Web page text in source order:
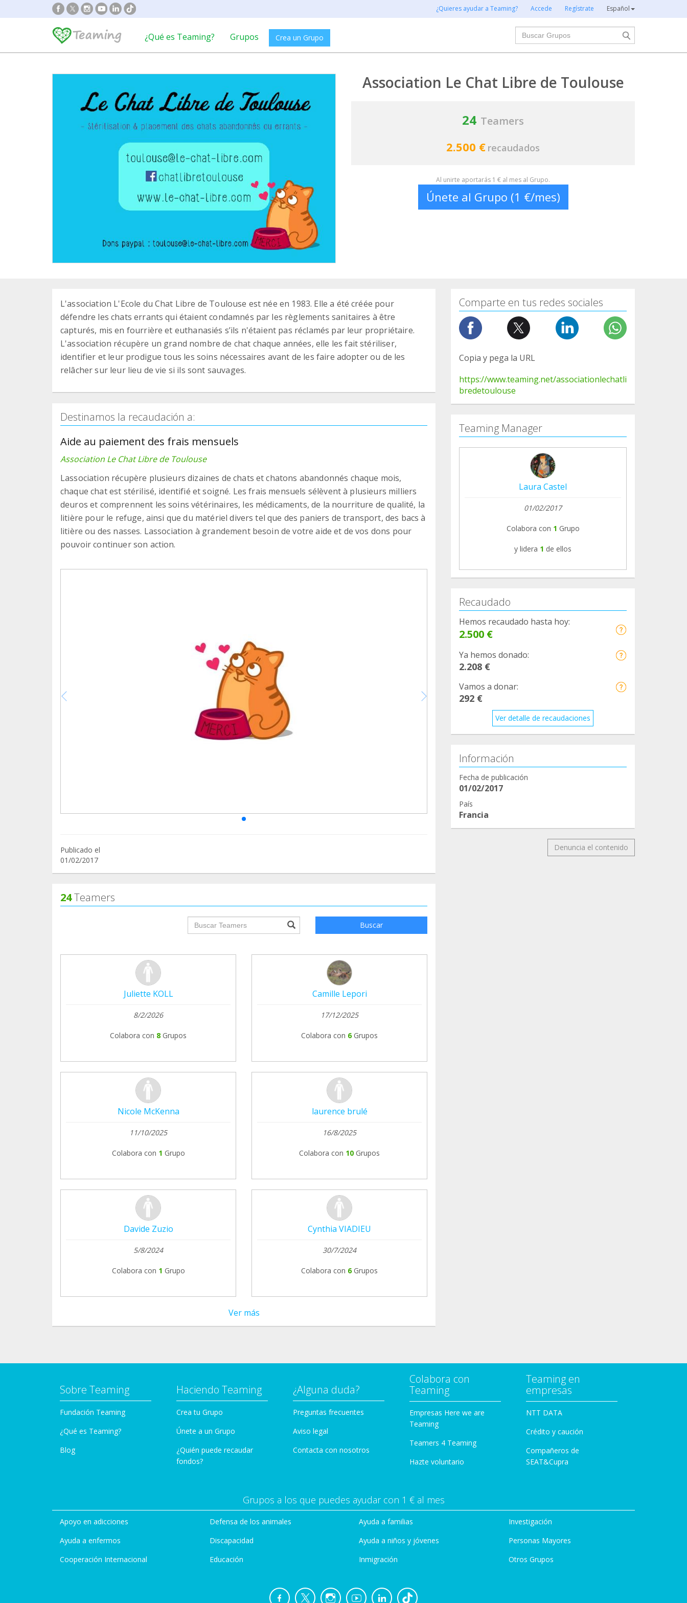
¿Quieres ayudar a Teaming? Accede Regístrate Español
¿Qué es Teaming? Grupos Crea un Grupo
Buscar
Association Le Chat Libre de Toulouse
24 Teamers
2.500 € recaudados
Al unirte aportarás 1 € al mes al Grupo.
Únete al Grupo (1 €/mes)
L'association L'Ecole du Chat Libre de Toulouse est née en 1983. Elle a été créée pour
défendre les chats errants qui étaient condamnés par les règlements sanitaires à être
capturés, mis en fourrière et euthanasiés s’ils n'étaient pas réclamés par leur propriétaire.
L'association récupère un grand nombre de chat chaque années, elle les fait stériliser,
identifier et leur prodigue tous les soins nécessaires avant de les faire adopter ou de les
relâcher sur leur lieu de vie si ils sont sauvages.
Destinamos la recaudación a:
Aide au paiement des frais mensuels
Association Le Chat Libre de Toulouse
Lassociation récupère plusieurs dizaines de chats et chatons abandonnés chaque mois,
chaque chat est stérilisé, identifié et soigné. Les frais mensuels sélèvent à plusieurs milliers
deuros et comprennent les soins vétérinaires, les médicaments, de la nourriture de qualité, la
litière pour le refuge, ainsi que du matériel divers tel que des paniers de transport, des bacs à
litière ou des nasses. Lassociation à grandement besoin de votre aide et de vos dons pour
pouvoir continuer son action.
Publicado el
01/02/2017
24Teamers
groupProfile.searchForm.search.text??? Buscar
Juliette KOLL
8/2/2026
Colabora con 8 Grupos
Camille Lepori
17/12/2025
Colabora con 6 Grupos
Nicole McKenna
11/10/2025
Colabora con 1 Grupo
laurence brulé
16/8/2025
Colabora con 10 Grupos
Davide Zuzio
5/8/2024
Colabora con 1 Grupo
Cynthia VIADIEU
30/7/2024
Colabora con 6 Grupos
Ver más
Comparte en tus redes sociales
Copia y pega la URL
https://www.teaming.net/associationlechatli
bredetoulouse
Teaming Manager
Laura Castel
01/02/2017
Colabora con 1 Grupo
y lidera 1 de ellos
Recaudado
Hemos recaudado hasta hoy:
2.500 €
Ya hemos donado:
2.208 €
Vamos a donar:
292 €
Ver detalle de recaudaciones
Información
Fecha de publicación
01/02/2017
País
Francia
Denuncia el contenido
Sobre Teaming
Fundación Teaming
¿Qué es Teaming?
Blog
Haciendo Teaming
Crea tu Grupo
Únete a un Grupo
¿Quién puede recaudar
fondos?
¿Alguna duda?
Preguntas frecuentes
Aviso legal
Contacta con nosotros
Colabora con
Teaming
Empresas Here we are
Teaming
Teamers 4 Teaming
Hazte voluntario
Teaming en
empresas
NTT DATA
Crédito y caución
Compañeros de
SEAT&Cupra
Grupos a los que puedes ayudar con 1 € al mes
Apoyo en adicciones
Ayuda a enfermos
Cooperación Internacional
Defensa de los animales
Discapacidad
Educación
Ayuda a familias
Ayuda a niños y jóvenes
Inmigración
Investigación
Personas Mayores
Otros Grupos